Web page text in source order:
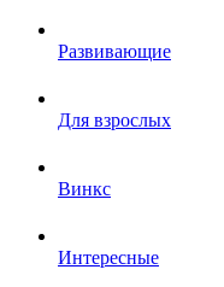
Развивающие
Для взрослых
Винкс
Интересные